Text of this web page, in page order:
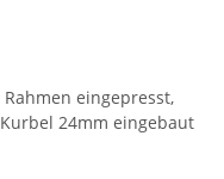
Rahmen eingepresst,
24mm eingebaut